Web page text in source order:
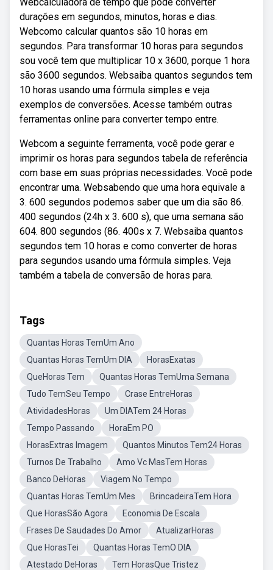
durações em segundos, minutos, horas e dias.
Webcomo calcular quantos são 10 horas em
segundos. Para transformar 10 horas para segundos
sou você tem que multiplicar 10 x 3600, porque 1 hora
são 3600 segundos. Websaiba quantos segundos tem
10 horas usando uma fórmula simples e veja
exemplos de conversões. Acesse também outras
ferramentas online para converter tempo entre.
Webcom a seguinte ferramenta, você pode gerar e
imprimir os horas para segundos tabela de referência
com base em suas próprias necessidades. Você pode
encontrar uma. Websabendo que uma hora equivale a
3. 600 segundos podemos saber que um dia são 86.
400 segundos (24h x 3. 600 s), que uma semana são
604. 800 segundos (86. 400s x 7. Websaiba quantos
segundos tem 10 horas e como converter de horas
para segundos usando uma fórmula simples. Veja
também a tabela de conversão de horas para.
Tags
Quantas Horas TemUm Ano
Quantas Horas TemUm DIA
HorasExatas
QueHoras Tem
Quantas Horas TemUma Semana
Tudo TemSeu Tempo
Crase EntreHoras
AtividadesHoras
Um DIATem 24 Horas
Tempo Passando
HoraEm PO
HorasExtras Imagem
Quantos Minutos Tem24 Horas
Turnos De Trabalho
Amo Vc MasTem Horas
Banco DeHoras
Viagem No Tempo
Quantas Horas TemUm Mes
BrincadeiraTem Hora
Que HorasSão Agora
Economia De Escala
Frases De Saudades Do Amor
AtualizarHoras
Que HorasTei
Quantas Horas TemO DIA
Atestado DeHoras
Tem HorasQue Tristez